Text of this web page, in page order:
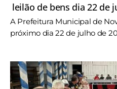
leilão de bens dia 22 de
A Prefeitura Municipal de
próximo dia 22 de julho de